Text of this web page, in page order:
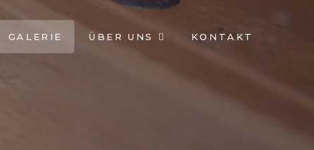
GALERIE ÜBER UNS KONTAKT